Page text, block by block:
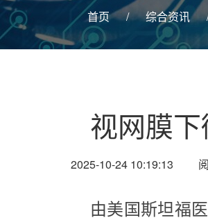
首页 / 综合资讯
视网膜
2025-10-24 10:19:13
由美国斯坦福